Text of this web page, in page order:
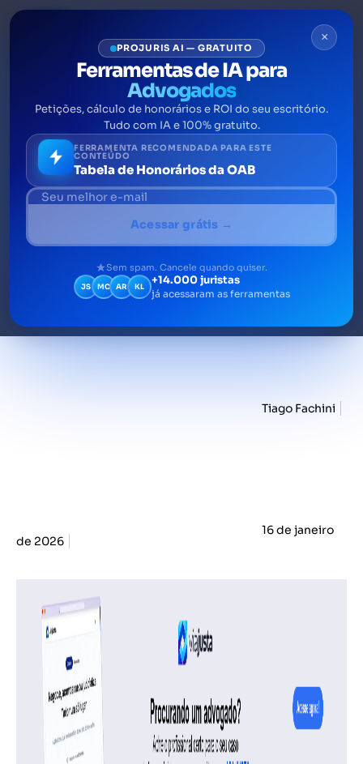
Guia Completo sobre
Permuta: Como Trocar
Imóveis com Segurança
Descubra como a permuta pode facilitar a
troca de bens e imóveis, tornando
negociações mais rápidas e econômicas
Tiago Fachini
16 de janeiro
de 2026
×
PROJURIS AI — GRATUITO
Ferramentas de IA para
Advogados
Petições, cálculo de honorários e ROI do seu escritório.
Tudo com IA e 100% gratuito.
FERRAMENTA RECOMENDADA PARA ESTE
CONTEÚDO
Tabela de Honorários da OAB
Acessar grátis →
Sem spam. Cancele quando quiser.
JS MC AR KL +14.000 juristas
já acessaram as ferramentas